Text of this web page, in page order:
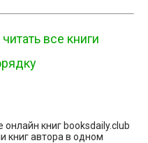
все книги
книг booksdaily.club
книг автора в одном